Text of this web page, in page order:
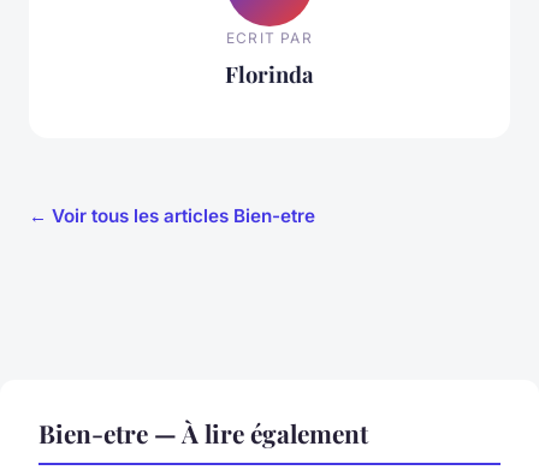
ECRIT PAR
Florinda
← Voir tous les articles Bien-etre
Bien-etre — À lire également